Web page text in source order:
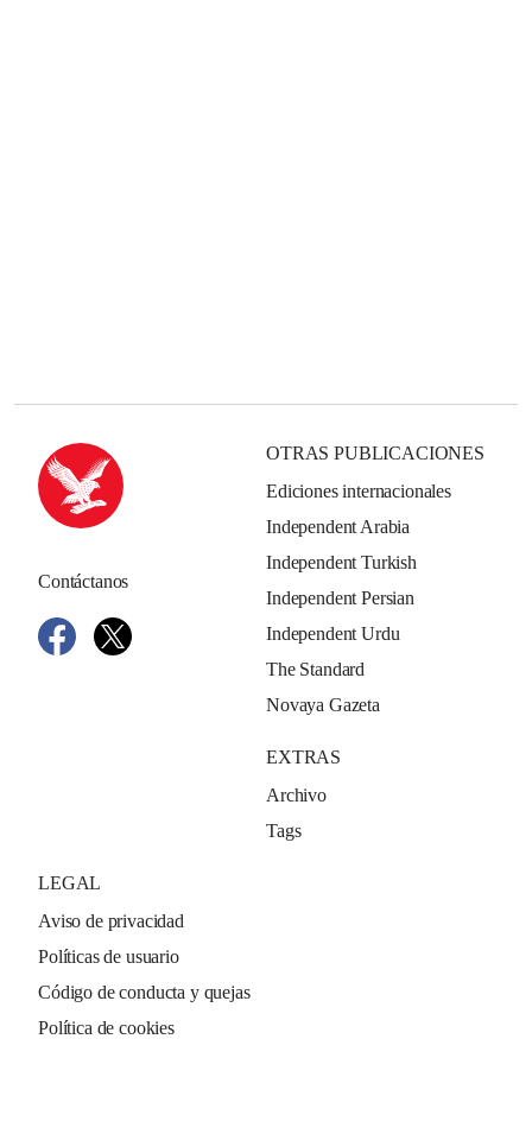
Contáctanos
OTRAS PUBLICACIONES
Ediciones internacionales
Independent Arabia
Independent Turkish
Independent Persian
Independent Urdu
The Standard
Novaya Gazeta
EXTRAS
Archivo
Tags
LEGAL
Aviso de privacidad
Políticas de usuario
Código de conducta y quejas
Política de cookies